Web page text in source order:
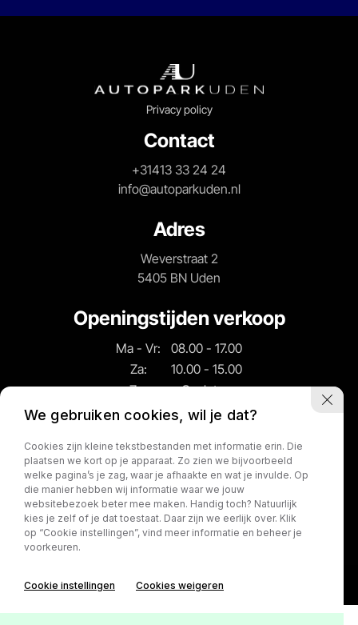
Privacy policy
Contact
+31413 33 24 24
info@autoparkuden.nl
Adres
Weverstraat 2
5405 BN Uden
Openingstijden verkoop
Ma - Vr:
08.00 - 17.00
Za:
10.00 - 15.00
Zo:
Gesloten
Openingstijden
werkplaats
Ma - Vr:
08.00 - 17.00
Za:
Gesloten
Zo:
Gesloten
We gebruiken cookies, wil je dat?
Cookies zijn kleine tekstbestanden met informatie erin. Die
plaatsen we kort op je apparaat. Zo zien we bijvoorbeeld
welke pagina’s je zag, waar je afhaakte en wat je invulde. Op
die manier hebben wij informatie waar we jouw
websitebezoek beter mee maken. Handig toch? Natuurlijk
kies je zelf of je dat toestaat. Daar zijn we eerlijk over. Klik
op “Cookie instellingen”, vind meer informatie en beheer je
voorkeuren.
Cookie instellingen Cookies weigeren